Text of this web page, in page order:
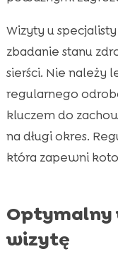
Wizyty u
zbadanie stanu
sierści. Nie należy
regularnego
kluczem do
na długi okres.
która zapewni
Optymalny
wizytę